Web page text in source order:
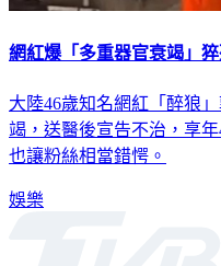
網紅爆「多重器官衰竭」
大陸46歲知名網紅「醉狼
竭，送醫後宣告不治，享
也讓粉絲相當錯愕。
娛樂